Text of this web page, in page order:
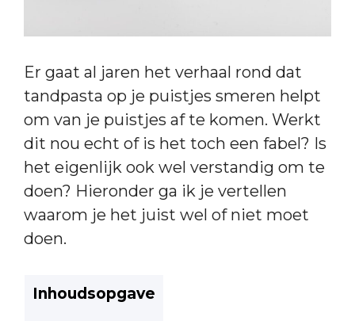
Er gaat al jaren het verhaal rond dat
tandpasta op je puistjes smeren helpt
om van je puistjes af te komen. Werkt
dit nou echt of is het toch een fabel? Is
het eigenlijk ook wel verstandig om te
doen? Hieronder ga ik je vertellen
waarom je het juist wel of niet moet
doen.
Inhoudsopgave